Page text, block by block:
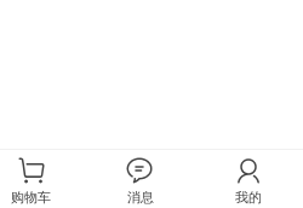
购物车 消息 我的